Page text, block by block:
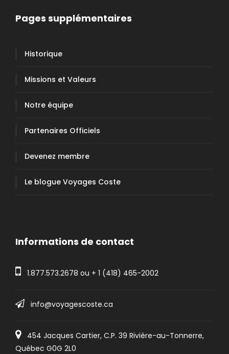
Pages supplémentaires
Historique
Missions et Valeurs
Notre équipe
Partenaires Officiels
Devenez membre
Le blogue Voyages Coste
Informations de contact
1.877.573.2678 ou + 1 (418) 465-2002
info@voyagescoste.ca
454 Jacques Cartier, C.P. 39 Rivière-au-Tonnerre,
Québec G0G 2L0